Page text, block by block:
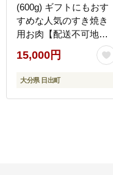
(600g) ギフトにもおす
すめな人気のすき焼き
用お肉【配送不可地
域：離島】
15,000円
大分県 日出町